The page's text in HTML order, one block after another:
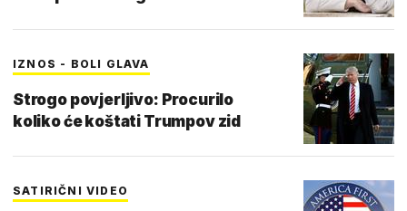
IZNOS - BOLI GLAVA
Strogo povjerljivo: Procurilo
koliko će koštati Trumpov zid
SATIRIČNI VIDEO